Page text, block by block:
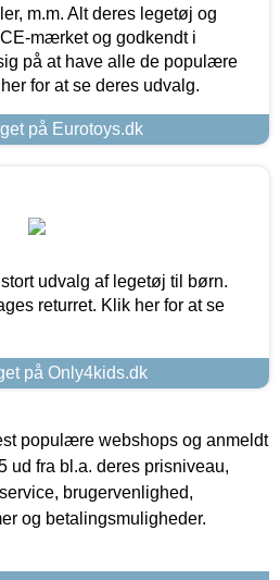
m.m. Alt deres legetøj og
mærket og godkendt i
på at have alle de populære
for at se deres udvalg.
på Eurotoys.dk
udvalg af legetøj til børn.
returret. Klik her for at se
på Only4kids.dk
populære webshops og anmeldt
ud fra bl.a. deres prisniveau,
brugervenlighed,
og betalingsmuligheder.